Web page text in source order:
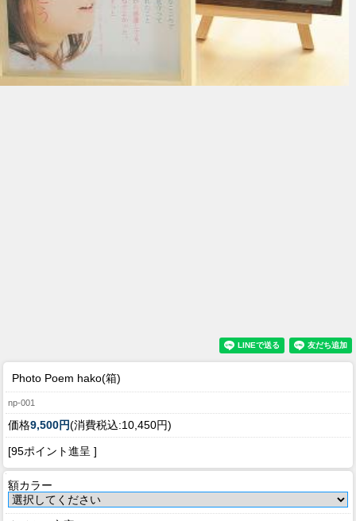
Photo Poem hako(箱)
np-001
価格9,500円(消費税込:10,450円)
[95ポイント進呈 ]
額カラー